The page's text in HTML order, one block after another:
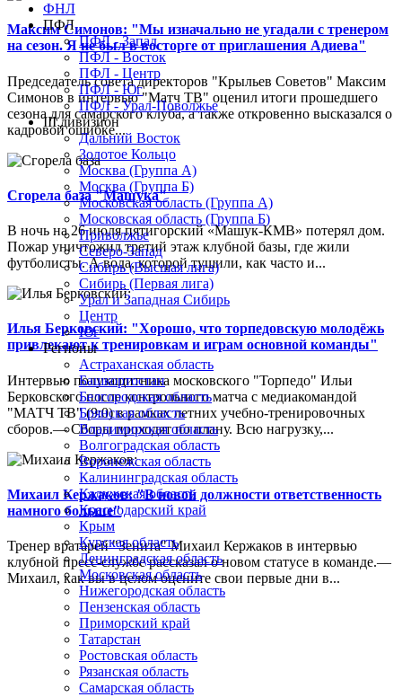
Максим Симонов: "Мы изначально не угадали с тренером
на сезон. Я не был в восторге от приглашения Адиева"
Председатель совета директоров "Крыльев Советов" Максим
Симонов в интервью "Матч ТВ" оценил итоги прошедшего
сезона для самарского клуба, а также откровенно высказался о
кадровой ошибке...
Сгорела база "Машука"
В ночь на 26 июля пятигорский «Машук-КМВ» потерял дом.
Пожар уничтожил третий этаж клубной базы, где жили
футболисты. А вода, которой тушили, как часто и...
Илья Берковский: "Хорошо, что торпедовскую молодёжь
привлекают к тренировкам и играм основной команды"
Интервью полузащитника московского "Торпедо" Ильи
Берковского после контрольного матча с медиакомандой
"МАТЧ ТВ" (9:0) в рамках летних учебно-тренировочных
сборов.— Сборы проходят по плану. Всю нагрузку,...
Михаил Кержаков: "В новой должности ответственность
намного больше"
Тренер вратарей "Зенита" Михаил Кержаков в интервью
клубной пресс-службе рассказал о новом статусе в команде.—
Михаил, как вы в целом оцените свои первые дни в...
ФНЛ
ПФЛ
ПФЛ - Запад
ПФЛ - Восток
ПФЛ - Центр
ПФЛ - Юг
ПФЛ - Урал-Поволжье
III дивизион
Дальний Восток
Золотое Кольцо
Москва (Группа А)
Москва (Группа Б)
Московская область (Группа А)
Московская область (Группа Б)
Приволжье
Северо-Запад
Сибирь (Высшая лига)
Сибирь (Первая лига)
Урал и Западная Сибирь
Центр
Юг
Регионы
Астраханская область
Башкортостан
Белгородская область
Брянская область
Владимирская область
Волгоградская область
Воронежская область
Калининградская область
Калужская область
Краснодарский край
Крым
Курская область
Ленинградская область
Московская область
Нижегородская область
Пензенская область
Приморский край
Татарстан
Ростовская область
Рязанская область
Самарская область